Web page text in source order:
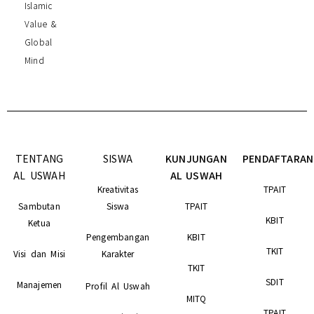
Islamic
Value &
Global
Mind
TENTANG
AL USWAH
Sambutan
Ketua
Visi dan Misi
Manajemen
SISWA
Kreativitas
Siswa
Pengembangan
Karakter
Profil Al Uswah
KUNJUNGAN
AL USWAH
TPAIT
KBIT
TKIT
MITQ
PENDAFTARAN
TPAIT
KBIT
TKIT
SDIT